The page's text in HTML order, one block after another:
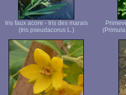
Iris faux acore - Iris des marais
(Iris pseudacorus L.)